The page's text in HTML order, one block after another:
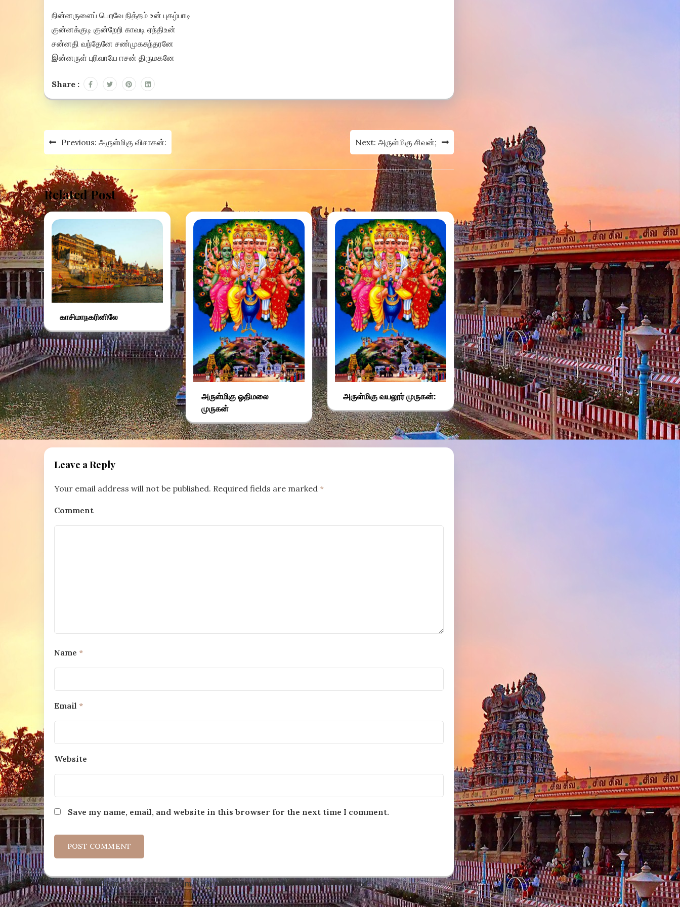
நின்னருளைப் பெறவே நித்தம் உன் புகழ்பாடி
குன்னக்குடி குன்றேறி காவடி ஏந்திஉன்
சன்னதி வந்தேனே சண்முகசுந்தரனே
இன்னருள் புரிவாயே ஈசன் திருமகனே
Share :
Post
navigation
Previous: அருள்மிகு விசாகன்: Next: அருள்மிகு சிவன்;
Related Post
காசிமாநகரினிலே
அருள்மிகு ஓதிமலை
முருகன்
அருள்மிகு வயலூர் முருகன்:
Leave a Reply
Your email address will not be published. Required fields are marked *
Comment
Name *
Email *
Website
Save my name, email, and website in this browser for the next time I comment.
This site uses Akismet to reduce spam.Learn how your comment data is processed.